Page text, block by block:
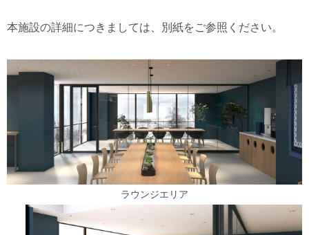
本施設の詳細につきましては、別紙をご参照ください。
ラウンジエリア